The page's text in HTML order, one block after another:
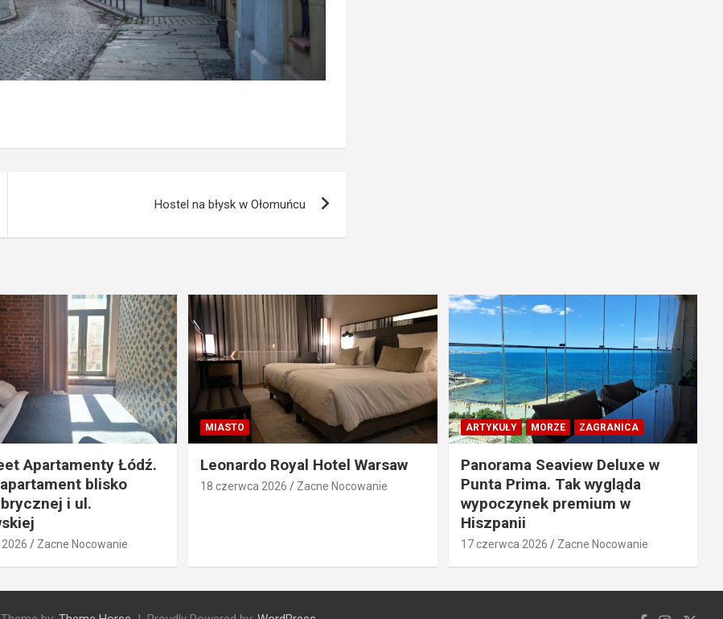
Hostel na błysk w Ołomuńcu
Apartamenty Łódź.
blisko
i ul.
Zacne Nocowanie
MIASTO
Leonardo Royal Hotel Warsaw
18 czerwca 2026 Zacne Nocowanie
ARTYKUŁY MORZE ZAGRANICA
Panorama Seaview Deluxe w
Punta Prima. Tak wygląda
wypoczynek premium w
Hiszpanii
17 czerwca 2026 Zacne Nocowanie